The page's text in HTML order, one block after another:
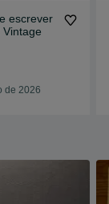
escrever
de 2026